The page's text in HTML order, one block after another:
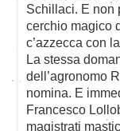
Schillaci. E non
cerchio magico
c’azzecca con
La stessa
dell’agronomo
nomina. E
Francesco
magistrati